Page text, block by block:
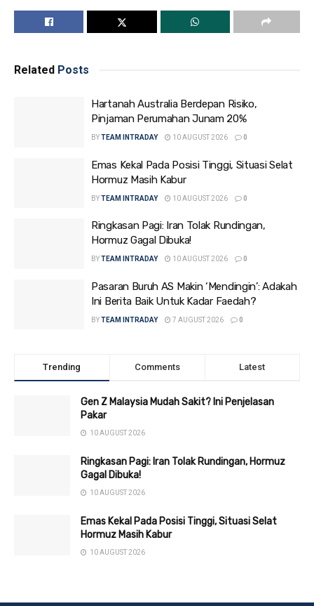
Related Posts
Hartanah Australia Berdepan Risiko,
Pinjaman Perumahan Junam 20%
BY TEAM INTRADAY 10 AUGUST 2026 0
Emas Kekal Pada Posisi Tinggi, Situasi Selat
Hormuz Masih Kabur
BYTEAM INTRADAY 10 AUGUST 2026 0
Ringkasan Pagi: Iran Tolak Rundingan,
Hormuz Gagal Dibuka!
BY TEAM INTRADAY 10 AUGUST 2026 0
Pasaran Buruh AS Makin ‘Mendingin’: Adakah
Ini Berita Baik Untuk Kadar Faedah?
BYTEAM INTRADAY 7 AUGUST 2026 0
Trending Comments Latest
Gen Z Malaysia Mudah Sakit? Ini Penjelasan
Pakar
10 AUGUST 2026
Ringkasan Pagi: Iran Tolak Rundingan, Hormuz
Gagal Dibuka!
10 AUGUST 2026
Emas Kekal Pada Posisi Tinggi, Situasi Selat
Hormuz Masih Kabur
10 AUGUST 2026